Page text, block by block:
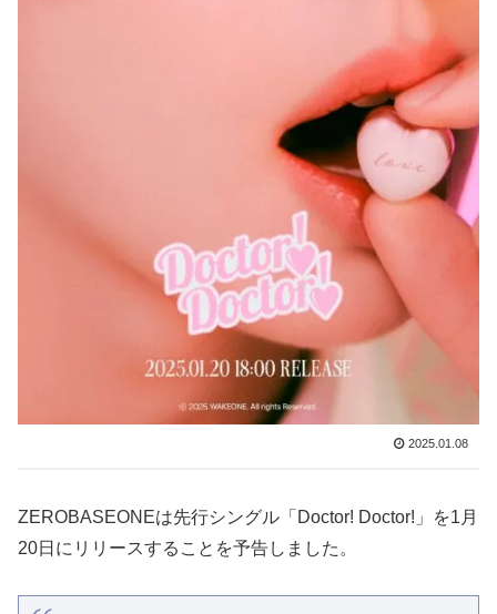
2025.01.08
ZEROBASEONEは先行シングル「Doctor! Doctor!」を1月
20日にリリースすることを予告しました。